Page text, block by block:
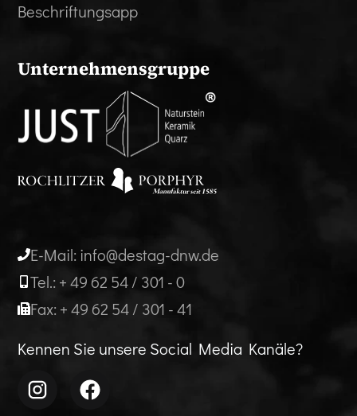
Beschriftungsapp
Unternehmensgruppe
E-Mail: info@destag-dnw.de
Tel.: + 49 62 54 / 301 - 0
Fax: + 49 62 54 / 301 - 41
Kennen Sie unsere Social Media Kanäle?